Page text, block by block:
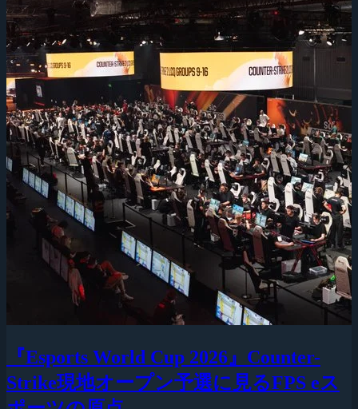
『Esports World Cup 2026』Counter-
Strike現地オープン予選に見るFPS eス